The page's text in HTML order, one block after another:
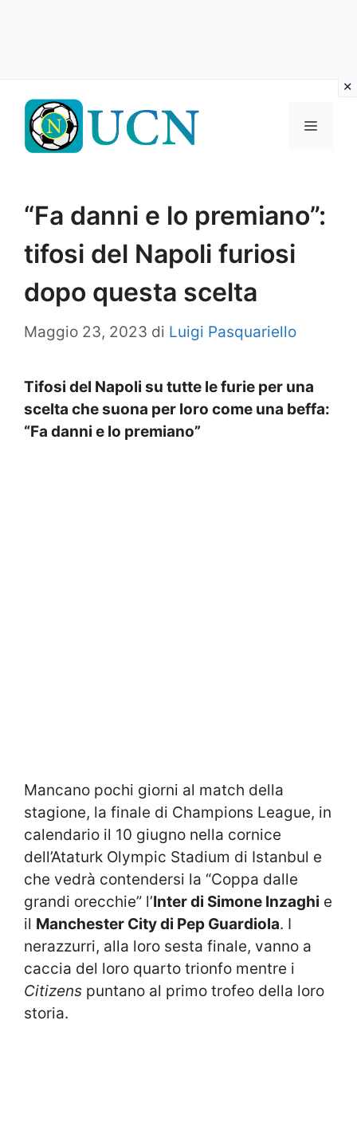
contenuto
Menu
“Fa danni e lo premiano”:
tifosi del Napoli furiosi
dopo questa scelta
Maggio 23, 2023 di Luigi Pasquariello
Tifosi del Napoli su tutte le furie per una
scelta che suona per loro come una beffa:
“Fa danni e lo premiano”
Mancano pochi giorni al match della
stagione, la finale di Champions League, in
calendario il 10 giugno nella cornice
dell’Ataturk Olympic Stadium di Istanbul e
che vedrà contendersi la “Coppa dalle
grandi orecchie” l’Inter di Simone Inzaghi e
il Manchester City di Pep Guardiola. I
nerazzurri, alla loro sesta finale, vanno a
caccia del loro quarto trionfo mentre i
Citizens puntano al primo trofeo della loro
storia.